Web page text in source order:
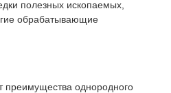
полезных ископаемых,
обрабатывающие
преимущества однородного